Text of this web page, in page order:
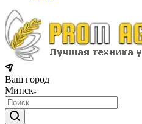
Ваш город
Минск